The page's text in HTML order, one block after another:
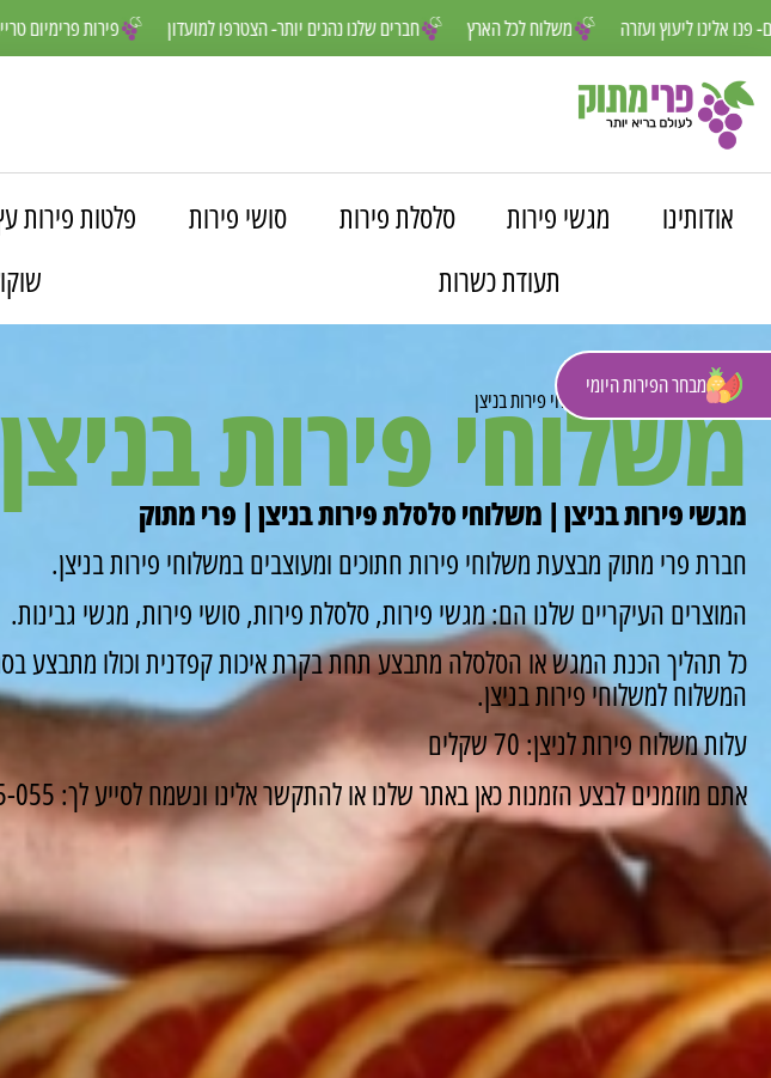
חברים שלנו נהנים יותר- הצטרפו למועדון משלוח לכל הארץ פה למענכם- פנו אלינו ליעוץ ועזרה
מבחר הפירות היומי
אודותינו מגשי פירות סלסלת פירות סושי פירות פלטות פירות
תעודת כשרות
פרי מתוק» משלוחים»משלוחי פירות בניצן
משלוחי פירות בניצן
מגשי פירות בניצן | משלוחי סלסלת פירות בניצן | פרי מתוק
חברת פרי מתוק מבצעת משלוחי פירות חתוכים ומעוצבים במשלוחי פירות בניצן.
המוצרים העיקריים שלנו הם: מגשי פירות, סלסלת פירות, סושי פירות, מגשי גבינות.
כל תהליך הכנת המגש או הסלסלה מתבצע תחת בקרת איכות קפדנית וכולו מתבצע
המשלוח למשלוחי פירות בניצן.
עלות משלוח פירות לניצן: 70 שקלים
אתם מוזמנים לבצע הזמנות כאן באתר שלנו או להתקשר אלינו ונשמח לסייע לך: 03-6565-055